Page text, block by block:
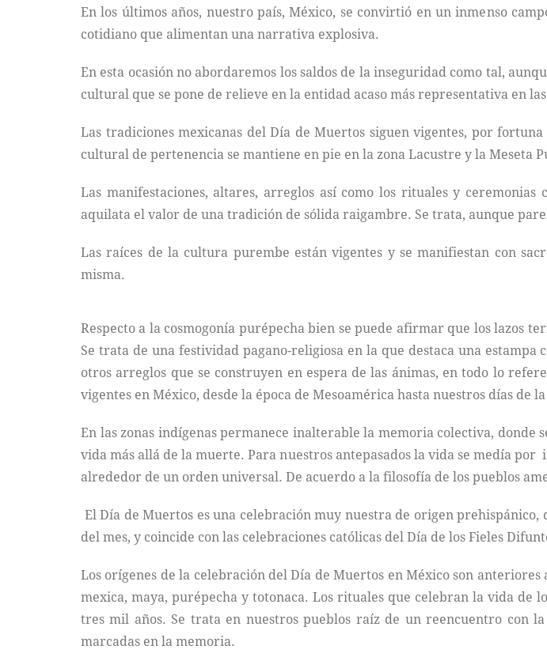
En los últimos años, nuestro país, México, se convirtió en un inmenso
cotidiano que alimentan una narrativa explosiva.
En esta ocasión no abordaremos los saldos de la inseguridad como tal,
cultural que se pone de relieve en la entidad acaso más representativa en
Las tradiciones mexicanas del Día de Muertos siguen vigentes, por
cultural de pertenencia se mantiene en pie en la zona Lacustre y la Meseta
Las manifestaciones, altares, arreglos así como los rituales y
aquilata el valor de una tradición de sólida raigambre. Se trata, aunque
Las raíces de la cultura purembe están vigentes y se manifiestan con
misma.
Respecto a la cosmogonía purépecha bien se puede afirmar que los lazos
Se trata de una festividad pagano-religiosa en la que destaca una
otros arreglos que se construyen en espera de las ánimas, en todo lo
vigentes en México, desde la época de Mesoamérica hasta nuestros días de
En las zonas indígenas permanece inalterable la memoria colectiva,
vida más allá de la muerte. Para nuestros antepasados la vida se medía
alrededor de un orden universal. De acuerdo a la filosofía de los pueblos
El Día de Muertos es una celebración muy nuestra de origen
del mes, y coincide con las celebraciones católicas del Día de los Fieles
Los orígenes de la celebración del Día de Muertos en México son
mexica, maya, purépecha y totonaca. Los rituales que celebran la vida de
tres mil años. Se trata en nuestros pueblos raíz de un reencuentro con
marcadas en la memoria.